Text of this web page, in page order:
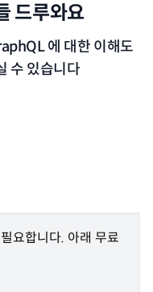
드루와요
에 대한 이해도
수 있습니다
요합니다. 아래 무료